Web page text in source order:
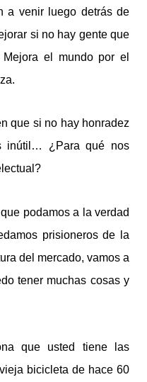
a venir luego detrás de
si no hay gente que
el mundo por el
que si no hay honradez
inútil… ¿Para qué nos
podamos a la verdad
prisioneros de la
del mercado, vamos a
tener muchas cosas y
que usted tiene las
bicicleta de hace 60